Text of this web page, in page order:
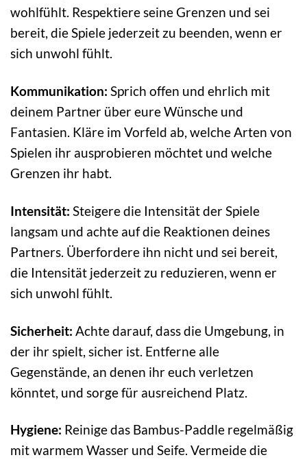
wohlfühlt. Respektiere seine Grenzen und sei
bereit, die Spiele jederzeit zu beenden, wenn er
sich unwohl fühlt.
Kommunikation: Sprich offen und ehrlich mit
deinem Partner über eure Wünsche und
Fantasien. Kläre im Vorfeld ab, welche Arten von
Spielen ihr ausprobieren möchtet und welche
Grenzen ihr habt.
Intensität: Steigere die Intensität der Spiele
langsam und achte auf die Reaktionen deines
Partners. Überfordere ihn nicht und sei bereit,
die Intensität jederzeit zu reduzieren, wenn er
sich unwohl fühlt.
Sicherheit: Achte darauf, dass die Umgebung, in
der ihr spielt, sicher ist. Entferne alle
Gegenstände, an denen ihr euch verletzen
könntet, und sorge für ausreichend Platz.
Hygiene: Reinige das Bambus-Paddle regelmäßig
mit warmem Wasser und Seife. Vermeide die